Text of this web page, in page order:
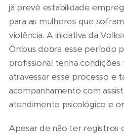
já prevê estabilidade
para as mulheres que
violência. A iniciativa da
Ônibus dobra esse período
profissional tenha condições
atravessar esse processo e
acompanhamento com
atendimento psicológico e
Apesar de não ter registros